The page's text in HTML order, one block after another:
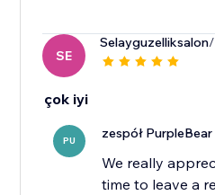
SE
Selayguzelliksalon
çok iyi
PU zespół PurpleBear
We really
time to leave a